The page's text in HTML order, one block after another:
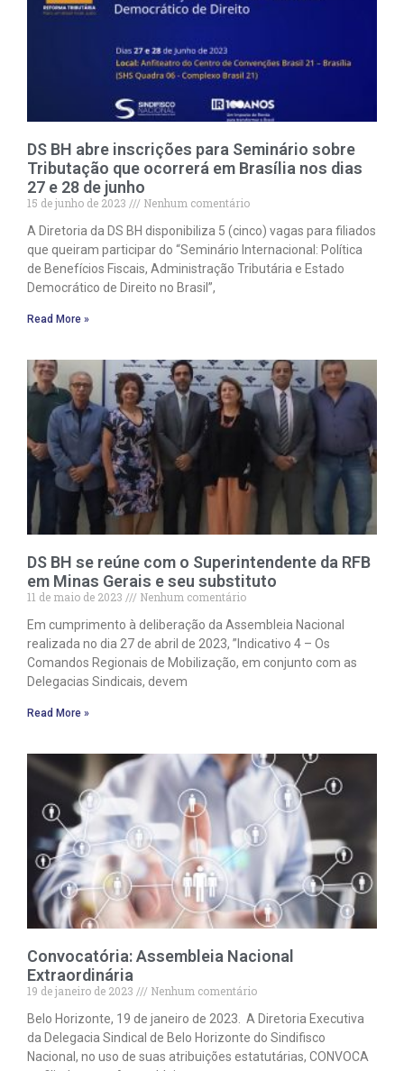
DS BH abre inscrições para Seminário sobre
Tributação que ocorrerá em Brasília nos dias
27 e 28 de junho
15 de junho de 2023
Nenhum comentário
A Diretoria da DS BH disponibiliza 5 (cinco) vagas para filiados
que queiram participar do “Seminário Internacional: Política
de Benefícios Fiscais, Administração Tributária e Estado
Democrático de Direito no Brasil”,
Read More »
DS BH se reúne com o Superintendente da RFB
em Minas Gerais e seu substituto
11 de maio de 2023
Nenhum comentário
Em cumprimento à deliberação da Assembleia Nacional
realizada no dia 27 de abril de 2023, ”Indicativo 4 – Os
Comandos Regionais de Mobilização, em conjunto com as
Delegacias Sindicais, devem
Read More »
Convocatória: Assembleia Nacional
Extraordinária
19 de janeiro de 2023
Nenhum comentário
Belo Horizonte, 19 de janeiro de 2023. A Diretoria Executiva
da Delegacia Sindical de Belo Horizonte do Sindifisco
Nacional, no uso de suas atribuições estatutárias, CONVOCA